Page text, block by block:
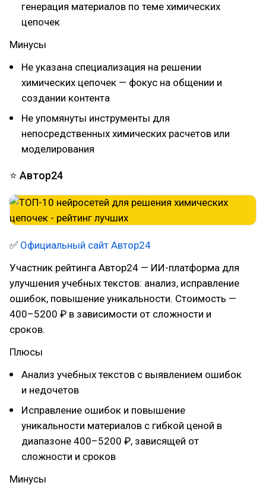
генерация материалов по теме химических
цепочек
Минусы
Не указана специализация на решении
химических цепочек — фокус на общении и
создании контента
Не упомянуты инструменты для
непосредственных химических расчетов или
моделирования
⭐ Автор24
✅ Официальный сайт Автор24
Участник рейтинга Автор24 — ИИ-платформа для
улучшения учебных текстов: анализ, исправление
ошибок, повышение уникальности. Стоимость —
400–5200 ₽ в зависимости от сложности и
сроков.
Плюсы
Анализ учебных текстов с выявлением ошибок
и недочетов
Исправление ошибок и повышение
уникальности материалов с гибкой ценой в
диапазоне 400–5200 ₽, зависящей от
сложности и сроков
Минусы